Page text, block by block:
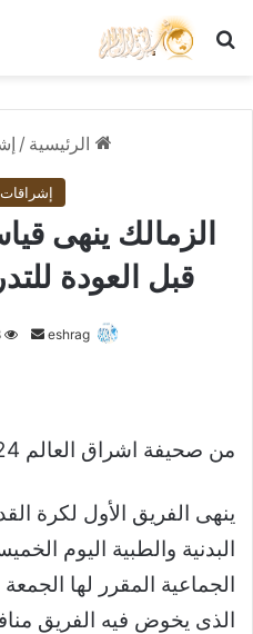
بحث عن
الرئيسية /
الزمالك ينهى
قبل العودة
eshrag
أرسل
من صحيفة اشراق العالم 24:[ad_1]
ينهى الفريق الأول لكرة
البدنية والطبية اليوم
الجماعية المقرر لها
الذى يخوض فيه الفريق